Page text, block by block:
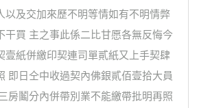
以及交加來歷不明等情如有不明情弊
干買 主之事此係二比甘愿各無反悔今
壹紙併繳印契連司單貳紙又上手契肆
即日仝中收過契內佛銀貳佰壹拾大員
房鬮分內併帶別業不能繳帶批明再照